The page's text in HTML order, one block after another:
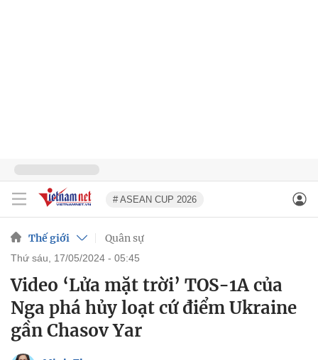
# ASEAN CUP 2026
Thế giới Quân sự
thứ sáu, 17/05/2024 - 05:45
Video ‘Lửa mặt trời’ TOS-1A của
Nga phá hủy loạt cứ điểm Ukraine
gần Chasov Yar